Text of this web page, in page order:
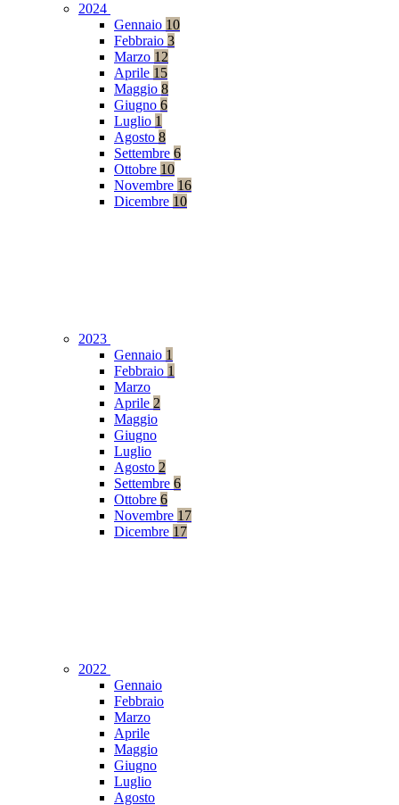
2024
Gennaio 10
Febbraio 3
Marzo 12
Aprile 15
Maggio 8
Giugno 6
Luglio 1
Agosto 8
Settembre 6
Ottobre 10
Novembre 16
Dicembre 10
2023
Gennaio 1
Febbraio 1
Marzo
Aprile 2
Maggio
Giugno
Luglio
Agosto 2
Settembre 6
Ottobre 6
Novembre 17
Dicembre 17
2022
Gennaio
Febbraio
Marzo
Aprile
Maggio
Giugno
Luglio
Agosto